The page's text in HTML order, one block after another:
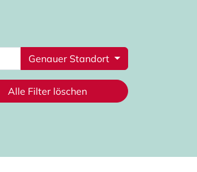
Genauer Standort
Alle Filter löschen